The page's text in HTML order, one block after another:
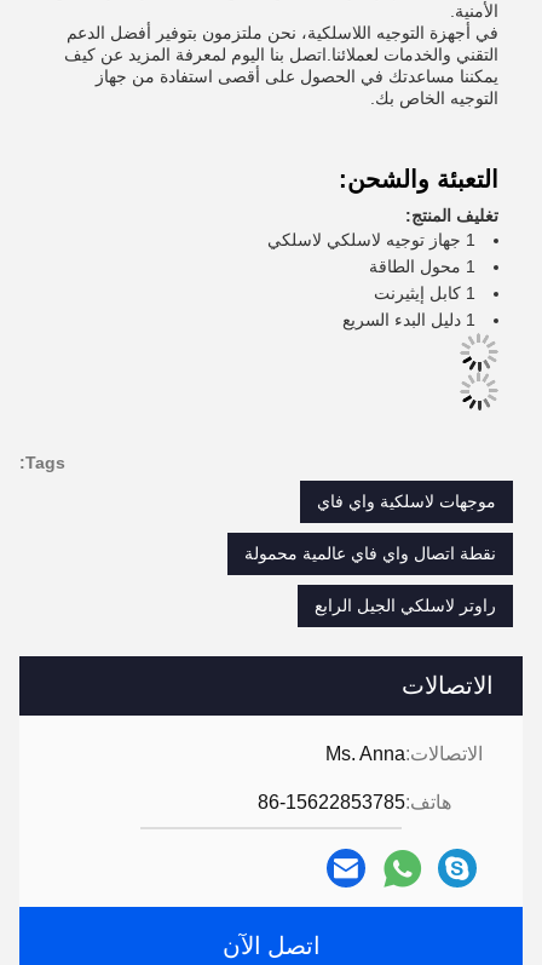
الاتصالات
الاتصالات:Ms. Anna
هاتف:86-15622853785
اتصل الآن
الأمنية.
في أجهزة التوجيه اللاسلكية، نحن ملتزمون بتوفير أفضل الدعم
التقني والخدمات لعملائنا.اتصل بنا اليوم لمعرفة المزيد عن كيف
يمكننا مساعدتك في الحصول على أقصى استفادة من جهاز
التوجيه الخاص بك.
التعبئة والشحن:
تغليف المنتج:
1 جهاز توجيه لاسلكي لاسلكي
1 محول الطاقة
1 كابل إيثيرنت
1 دليل البدء السريع
Tags:
موجهات لاسلكية واي فاي
نقطة اتصال واي فاي عالمية محمولة
راوتر لاسلكي الجيل الرابع